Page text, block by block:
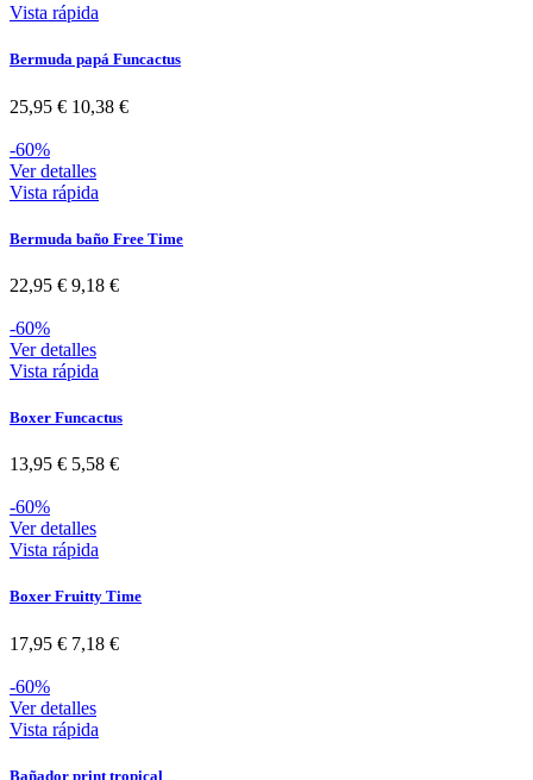
Vista rápida
Bermuda papá Funcactus
25,95 € 10,38 €
-60%
Ver detalles
Vista rápida
Bermuda baño Free Time
22,95 € 9,18 €
-60%
Ver detalles
Vista rápida
Boxer Funcactus
13,95 € 5,58 €
-60%
Ver detalles
Vista rápida
Boxer Fruitty Time
17,95 € 7,18 €
-60%
Ver detalles
Vista rápida
Bañador print tropical